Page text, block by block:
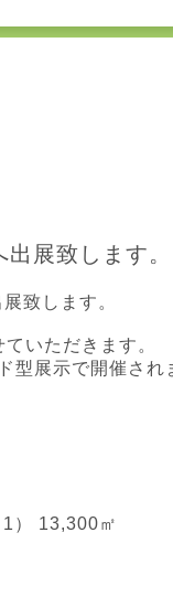
展致します。
いただきます。
型展示で開催され
1） 13,300㎡